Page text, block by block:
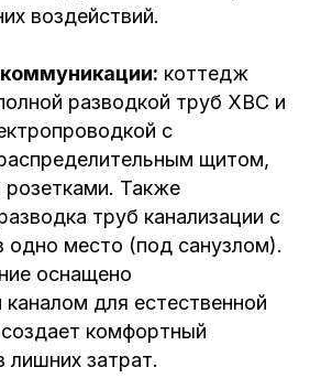
воздействий.
коттедж
разводкой труб ХВС и
с
щитом,
розетками. Также
труб канализации с
одно место (под санузлом).
оснащено
для естественной
комфортный
лишних затрат.
Написать
в WhatsApp
+7 (918) 434-93-93